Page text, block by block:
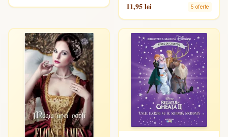
11,95 lei 5 oferte